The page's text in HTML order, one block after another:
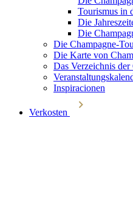
Tourismus in
Die
Die
Die Champagne-
Die Karte von
Das Verzeichnis
Inspiracionen
Verkosten